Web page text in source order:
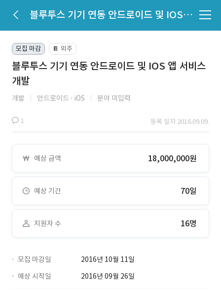
블루투스 기기 연동 안드로이드 및 IOS 앱 서비스 개발
모집 마감 📔 외주
블루투스 기기 연동 안드로이드 및 IOS 앱 서비스
개발
개발 안드로이드 iOS 분야 미입력
1 등록 일자 2016.09.09.
예상 금액 18,000,000원
예상 기간 70일
지원자 수 16명
모집 마감일
2016년 10월 11일
예상 시작일
2016년 09월 26일